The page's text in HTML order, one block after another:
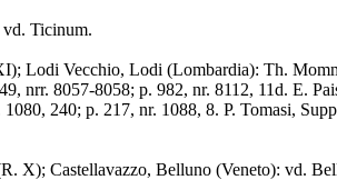
Ticinum.
Lodi Vecchio, Lodi (Lombardia): Th.
nrr. 8057-8058; p. 982, nr. 8112, 11d. E.
1080, 240; p. 217, nr. 1088, 8. P. Tomasi,
X); Castellavazzo, Belluno (Veneto): vd.